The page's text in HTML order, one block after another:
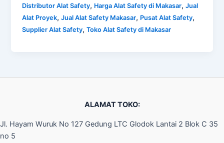
Distributor Alat Safety, Harga Alat Safety di Makasar,Jual
Alat Proyek,Jual Alat Safety Makasar, Pusat Alat Safety,
Supplier Alat Safety,Toko Alat Safety di Makasar
ALAMAT TOKO:
Jl. Hayam Wuruk No 127 Gedung LTC Glodok Lantai 2 Blok C 35
no 5